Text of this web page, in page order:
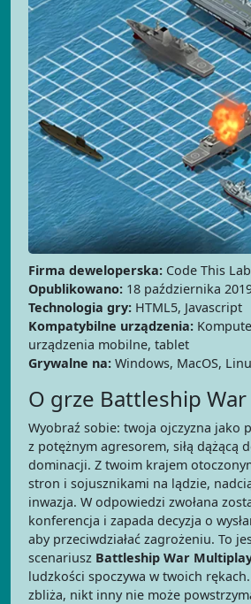
Firma deweloperska: Code This
Opublikowano: 18 października
Technologia gry: HTML5, Javascript
Kompatybilne urządzenia:
urządzenia mobilne, tablet
Grywalne na: Windows, MacOS,
O grze Battleship
Wyobraź sobie: twoja ojczyzna jako
z potężnym agresorem, siłą dążącą
dominacji. Z twoim krajem
stron i sojusznikami na lądzie,
inwazja. W odpowiedzi zwołana
konferencja i zapada decyzja o
aby przeciwdziałać zagrożeniu. To
scenariusz Battleship War
ludzkości spoczywa w twoich
zbliża, nikt inny nie może